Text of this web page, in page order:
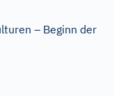
– Beginn der